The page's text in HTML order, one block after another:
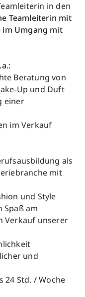
in den
Teamleiterin mit
im Umgang mit
Beratung von
Up und Duft
einer
im Verkauf
als
mit
und Style
Spaß am
Verkauf unserer
und
24 Std. / Woche